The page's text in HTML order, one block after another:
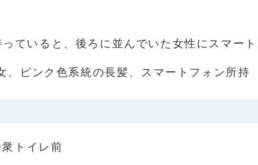
ていると、後ろに並んでいた女性にスマー
ピンク色系統の長髪、スマートフォン所持
トイレ前